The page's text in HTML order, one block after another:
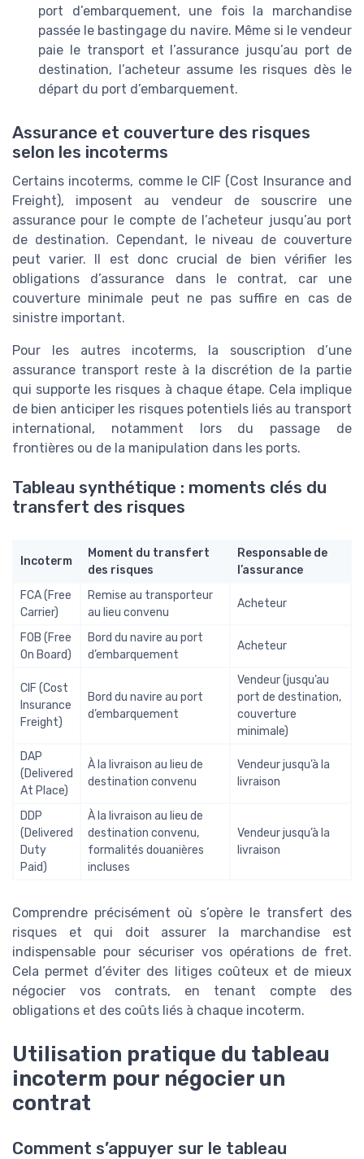
port d’embarquement, une fois la marchandise
passée le bastingage du navire. Même si le vendeur
paie le transport et l’assurance jusqu’au port de
destination, l’acheteur assume les risques dès le
départ du port d’embarquement.
Assurance et couverture des risques
selon les incoterms
Certains incoterms, comme le CIF (Cost Insurance and
Freight), imposent au vendeur de souscrire une
assurance pour le compte de l’acheteur jusqu’au port
de destination. Cependant, le niveau de couverture
peut varier. Il est donc crucial de bien vérifier les
obligations d’assurance dans le contrat, car une
couverture minimale peut ne pas suffire en cas de
sinistre important.
Pour les autres incoterms, la souscription d’une
assurance transport reste à la discrétion de la partie
qui supporte les risques à chaque étape. Cela implique
de bien anticiper les risques potentiels liés au transport
international, notamment lors du passage de
frontières ou de la manipulation dans les ports.
Tableau synthétique : moments clés du
transfert des risques
Incoterm
Moment du transfert
des risques
Responsable de
l’assurance
FCA (Free
Carrier)
Remise au transporteur
au lieu convenu
Acheteur
FOB (Free
On Board)
Bord du navire au port
d’embarquement
Acheteur
CIF (Cost
Insurance
Freight)
Bord du navire au port
d’embarquement
Vendeur (jusqu’au
port de destination,
couverture
minimale)
DAP
(Delivered
At Place)
À la livraison au lieu de
destination convenu
Vendeur jusqu’à la
livraison
DDP
(Delivered
Duty
Paid)
À la livraison au lieu de
destination convenu,
formalités douanières
incluses
Vendeur jusqu’à la
livraison
Comprendre précisément où s’opère le transfert des
risques et qui doit assurer la marchandise est
indispensable pour sécuriser vos opérations de fret.
Cela permet d’éviter des litiges coûteux et de mieux
négocier vos contrats, en tenant compte des
obligations et des coûts liés à chaque incoterm.
Utilisation pratique du tableau
incoterm pour négocier un
contrat
Comment s’appuyer sur le tableau